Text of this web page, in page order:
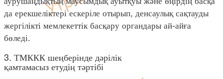
да ерекшеліктері ескеріле отырып, денсаулық сақтауды
жергілікті мемлекеттік басқару органдары ай-айға
бөледі.
3. ТМККК шеңберінде дәрілік
қамтамасыз етудің тәртібі